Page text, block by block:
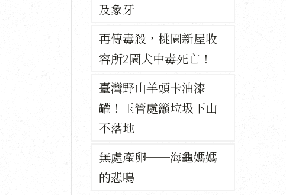
及象牙
再傳毒殺，桃園新屋收
容所2園犬中毒死亡！
臺灣野山羊頭卡油漆
罐！玉管處籲垃圾下山
不落地
無處產卵──海龜媽媽
的悲鳴